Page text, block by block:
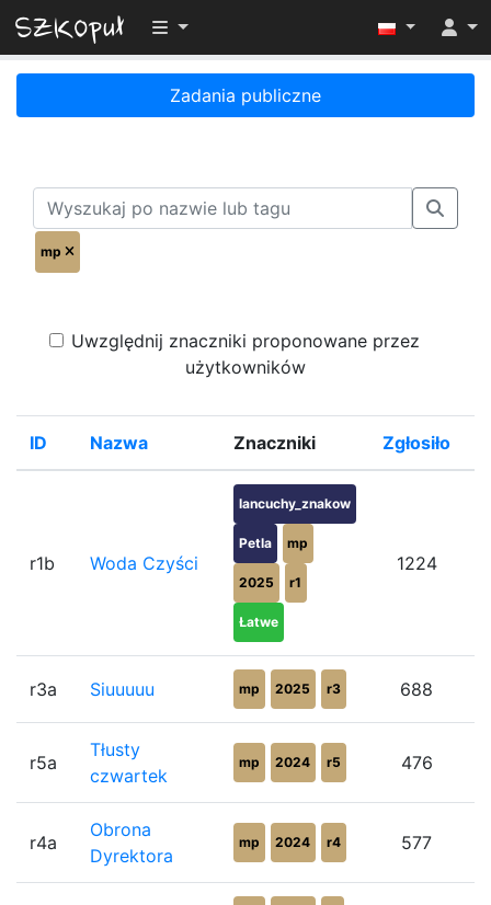
Przełącz widoczność menu
Zadania publiczne
mp
Uwzględnij znaczniki proponowane przez
użytkowników
ID Nazwa Znaczniki Zgłosiło
r1b Woda Czyści
lancuchy_znakow
Petla mp
2025 r1
Łatwe
1224
r3a Siuuuuu mp 2025 r3 688
r5a
Tłusty
czwartek
mp 2024 r5 476
r4a
Obrona
Dyrektora
mp 2024 r4 577